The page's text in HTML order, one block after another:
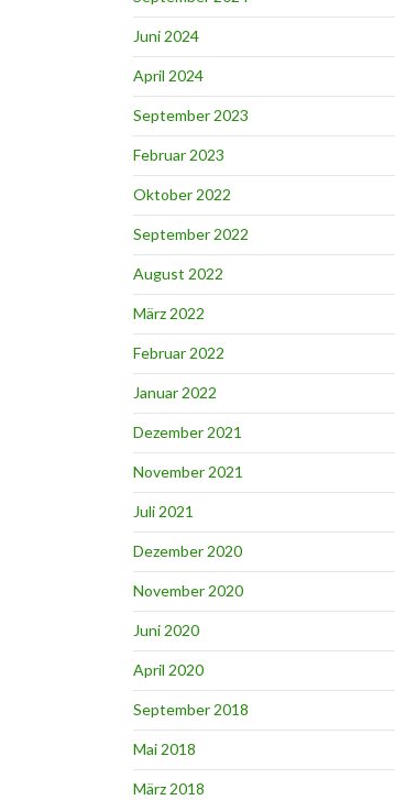
Juni 2024
April 2024
September 2023
Februar 2023
Oktober 2022
September 2022
August 2022
März 2022
Februar 2022
Januar 2022
Dezember 2021
November 2021
Juli 2021
Dezember 2020
November 2020
Juni 2020
April 2020
September 2018
Mai 2018
März 2018